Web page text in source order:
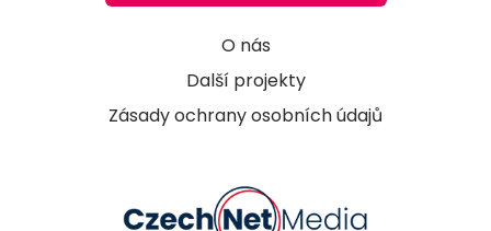
O nás
Další projekty
Zásady ochrany osobních údajů